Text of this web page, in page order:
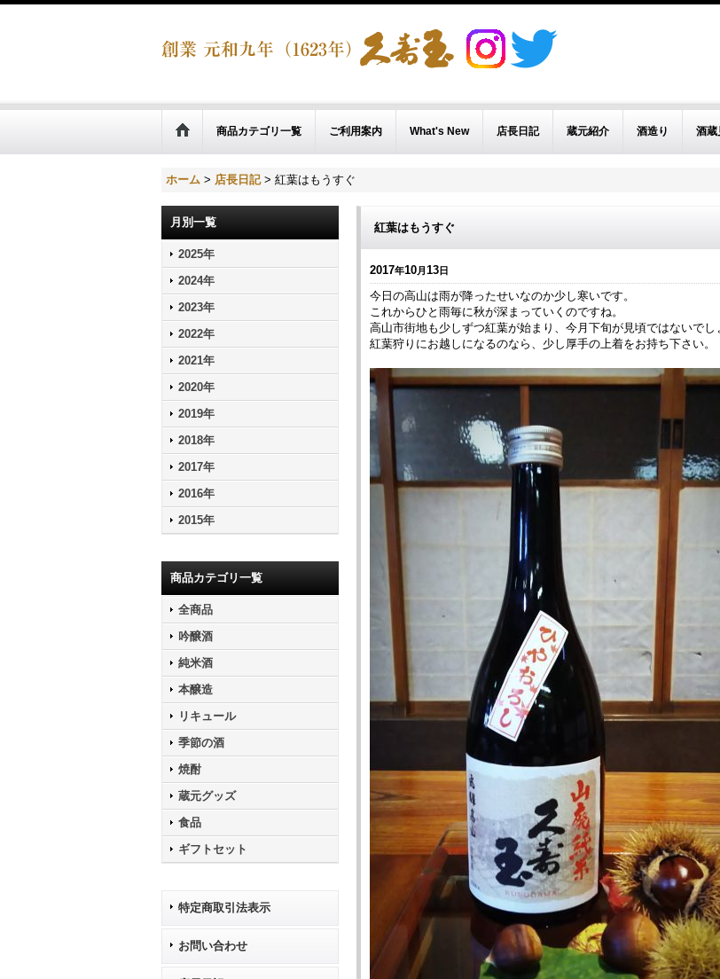
商品カテゴリ一覧 ご利用案内 What's New 店長日記 蔵元紹介 酒造り 酒蔵
ホーム > 店長日記 > 紅葉はもうすぐ
月別一覧
2025年
2024年
2023年
2022年
2021年
2020年
2019年
2018年
2017年
2016年
2015年
商品カテゴリ一覧
全商品
吟醸酒
純米酒
本醸造
リキュール
季節の酒
焼酎
蔵元グッズ
食品
ギフトセット
特定商取引法表示
お問い合わせ
紅葉はもうすぐ
2017年10月13日
今日の高山は雨が降ったせいなのか少し寒いです。
これからひと雨毎に秋が深まっていくのですね。
高山市街地も少しずつ紅葉が始まり、今月下旬が見頃ではないでし
紅葉狩りにお越しになるのなら、少し厚手の上着をお持ち下さい。